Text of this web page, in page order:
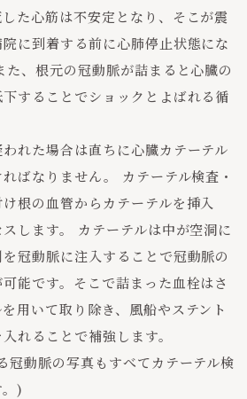
た心筋は不安定となり、そこが震
に到着する前に心肺停止状態にな
た、根元の冠動脈が詰まると心臓の
することでショックとよばれる循
れた場合は直ちに心臓カテーテル
ばなりません。 カテーテル検査・
根の血管からカテーテルを挿入
します。 カテーテルは中が空洞に
冠動脈に注入することで冠動脈の
能です。そこで詰まった血栓はさ
用いて取り除き、風船やステント
れることで補強します。
冠動脈の写真もすべてカテーテル検
)